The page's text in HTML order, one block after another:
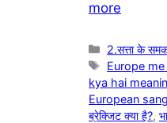
b
o
k
p
more
Categories
2.सत्ता के
Tags
Europe
kya hai
European
ब्रेक्जिट क्या है?,